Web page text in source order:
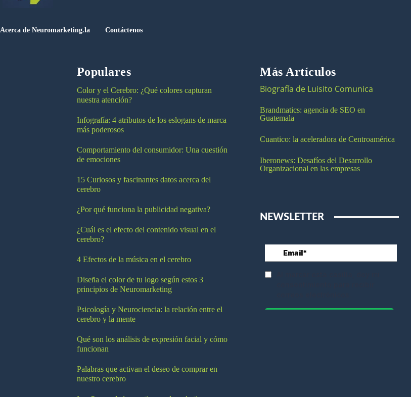
Acerca de Neuromarketing.la Contáctenos
Populares
Color y el Cerebro: ¿Qué colores capturan
nuestra atención?
Infografía: 4 atributos de los eslogans de marca
más poderosos
Comportamiento del consumidor: Una cuestión
de emociones
15 Curiosos y fascinantes datos acerca del
cerebro
¿Por qué funciona la publicidad negativa?
¿Cuál es el efecto del contenido visual en el
cerebro?
4 Efectos de la música en el cerebro
Diseña el color de tu logo según estos 3
principios de Neuromarketing
Psicología y Neurociencia: la relación entre el
cerebro y la mente
Qué son los análisis de expresión facial y cómo
funcionan
Palabras que activan el deseo de comprar en
nuestro cerebro
Más Artículos
Biografía de Luisito Comunica
Brandmatics: agencia de SEO en
Guatemala
Cuantico: la aceleradora de Centroamérica
Iberonews: Desafíos del Desarrollo
Organizacional en las empresas
NEWSLETTER